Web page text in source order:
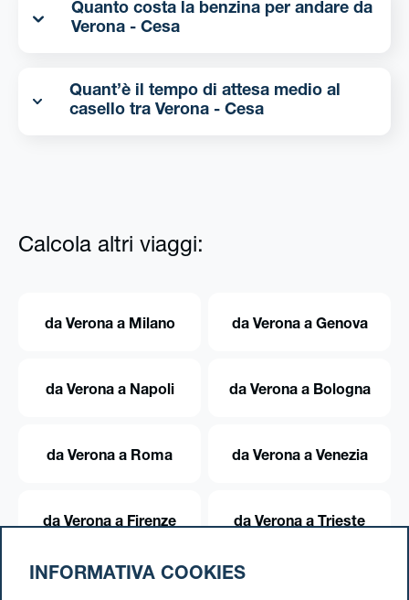
Quanto costa la benzina per andare da
Verona - Cesa
Quant’è il tempo di attesa medio al
casello tra Verona - Cesa
Calcola altri viaggi:
da Verona a Milano da Verona a Genova
da Verona a Napoli da Verona a Bologna
da Verona a Roma da Verona a Venezia
da Verona a Firenze da Verona a Trieste
INFORMATIVA COOKIES